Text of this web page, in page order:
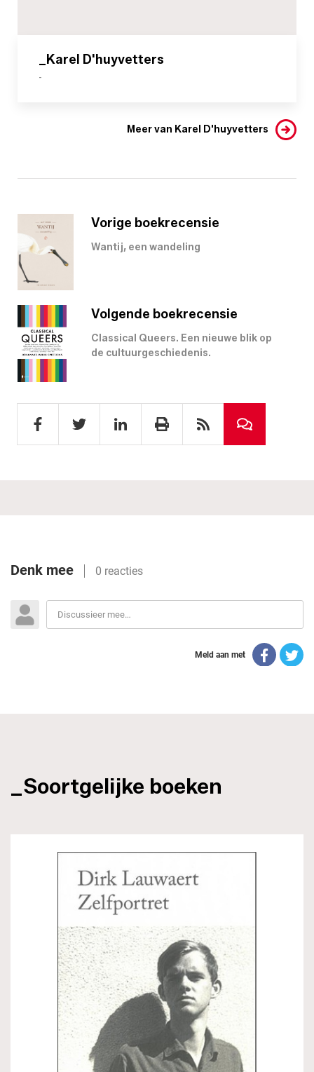
_Karel D'huyvetters
-
Meer van Karel D'huyvetters
Vorige boekrecensie
Wantij, een wandeling
Volgende boekrecensie
Classical Queers. Een nieuwe blik op
de cultuurgeschiedenis.
_Soortgelijke boeken